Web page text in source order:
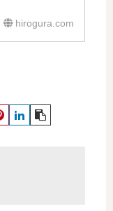
hirogura.com